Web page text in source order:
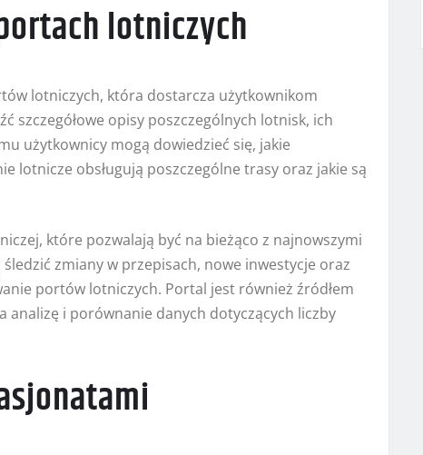
lotniczych
lotniczych, która dostarcza użytkownikom
szczegółowe opisy poszczególnych lotnisk, ich
użytkownicy mogą dowiedzieć się, jakie
lotnicze obsługują poszczególne trasy oraz jakie są
które pozwalają być na bieżąco z najnowszymi
zmiany w przepisach, nowe inwestycje oraz
portów lotniczych. Portal jest również źródłem
i porównanie danych dotyczących liczby